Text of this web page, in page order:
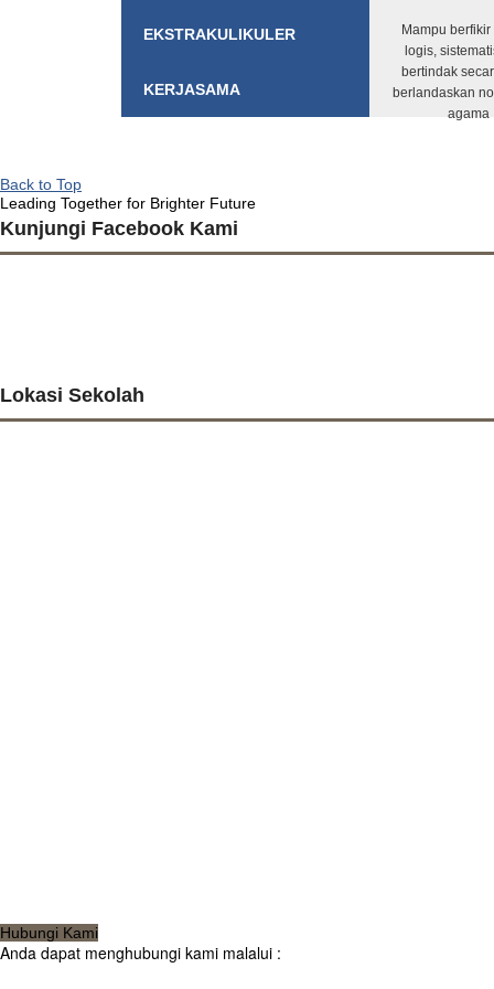
EKSTRAKULIKULER
KERJASAMA
Mampu
logis,
bertindak
berlandaskan
agama
Back to Top
Leading Together for Brighter Future
Kunjungi Facebook Kami
Lokasi Sekolah
Hubungi Kami
Anda dapat menghubungi kami malalui :